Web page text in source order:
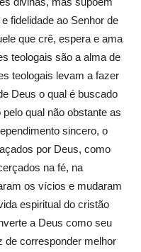
fidelidade ao Senhor de
que crê, espera e ama
teologais são a alma de
teologais levam a fazer
Deus o qual é buscado
qual não obstante as
sincero, o
por Deus, como
na fé, na
os vícios e mudaram
espiritual do cristão
a Deus como seu
de corresponder melhor